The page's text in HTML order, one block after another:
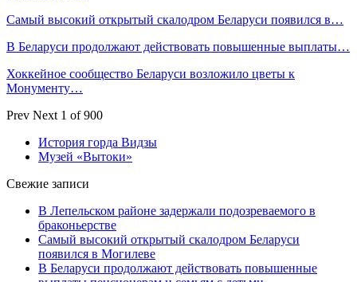
Самый высокий открытый скалодром Беларуси появился в…
В Беларуси продолжают действовать повышенные выплаты…
Хоккейное сообщество Беларуси возложило цветы к
Монументу…
Prev Next 1 of 900
История горда Видзы
Музей «Вытоки»
Свежие записи
В Лепельском районе задержали подозреваемого в
браконьерстве
Самый высокий открытый скалодром Беларуси
появился в Могилеве
В Беларуси продолжают действовать повышенные